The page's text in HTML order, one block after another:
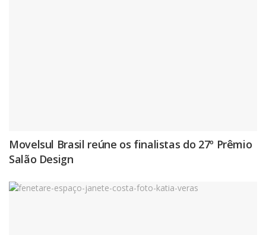
Movelsul Brasil reúne os finalistas do 27º Prêmio
Salão Design